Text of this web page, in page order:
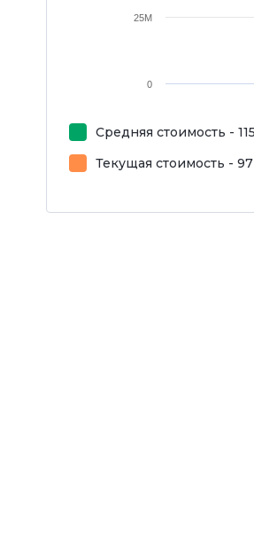
0
25M
Средняя стоимость -
Текущая стоимость - 97